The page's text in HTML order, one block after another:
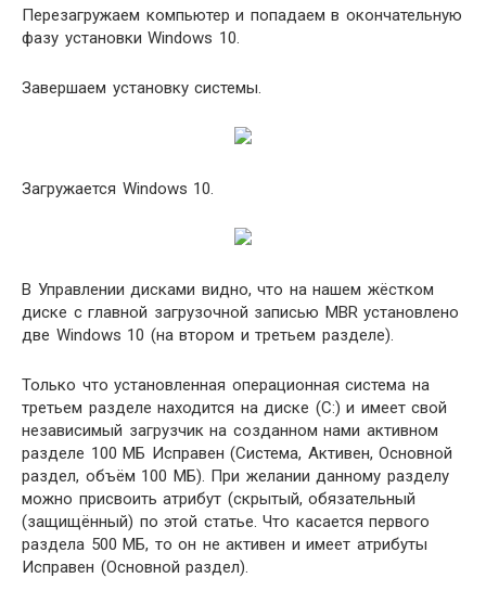
Перезагружаем компьютер и попадаем в окончательную
фазу установки Windows 10.
Завершаем установку системы.
Загружается Windows 10.
В Управлении дисками видно, что на нашем жёстком
диске с главной загрузочной записью MBR установлено
две Windows 10 (на втором и третьем разделе).
Только что установленная операционная система на
третьем разделе находится на диске (C:) и имеет свой
независимый загрузчик на созданном нами активном
разделе 100 МБ Исправен (Система, Активен, Основной
раздел, объём 100 МБ). При желании данному разделу
можно присвоить атрибут (скрытый, обязательный
(защищённый) по этой статье. Что касается первого
раздела 500 МБ, то он не активен и имеет атрибуты
Исправен (Основной раздел).